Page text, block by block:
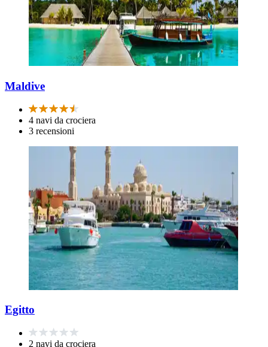
Maldive
4 navi da crociera
3 recensioni
Egitto
2 navi da crociera